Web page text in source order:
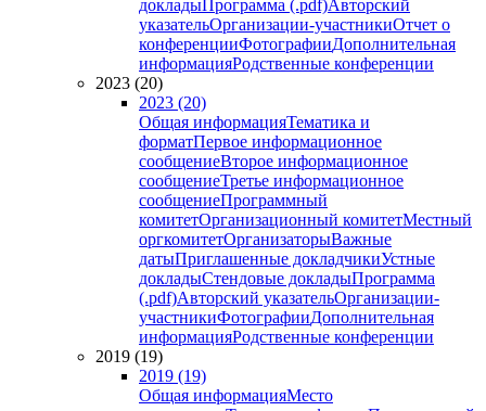
докладыПрограмма (.pdf)Авторский
указательОрганизации-участникиОтчет о
конференцииФотографииДополнительная
информацияРодственные конференции
2023 (20)
2023 (20)
Общая информацияТематика и
форматПервое информационное
сообщениеВторое информационное
сообщениеТретье информационное
сообщениеПрограммный
комитетОрганизационный комитетМестный
оргкомитетОрганизаторыВажные
датыПриглашенные докладчикиУстные
докладыСтендовые докладыПрограмма
(.pdf)Авторский указательОрганизации-
участникиФотографииДополнительная
информацияРодственные конференции
2019 (19)
2019 (19)
Общая информацияМесто